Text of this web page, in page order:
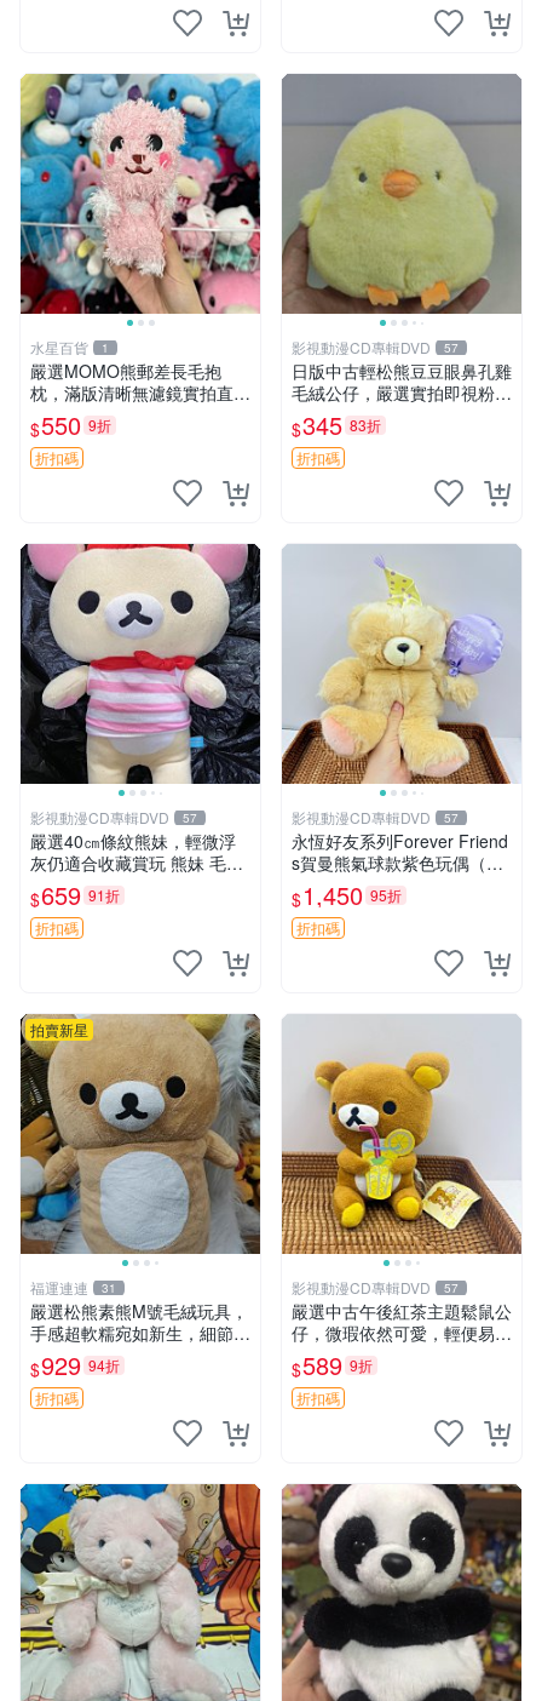
水星百貨 1
嚴選MOMO熊郵差長毛抱
枕，滿版清晰無濾鏡實拍直
銷。每周新品到貨，不容錯
過！ 郵差熊 長毛 抱枕
$550 9折
折扣碼
影視動漫CD專輯DVD 57
日版中古輕松熊豆豆眼鼻孔雞
毛絨公仔，嚴選實拍即視粉絲
必買 公仔紙箱氣泡膜精心包
裝快速發貨 輕松熊 公仔 雞毛
絨
$345 83折
折扣碼
影視動漫CD專輯DVD 57
嚴選40㎝條紋熊妹，輕微浮
灰仍適合收藏賞玩 熊妹 毛絨
玩具 浮雕熊
$659 91折
折扣碼
影視動漫CD專輯DVD 57
永恆好友系列Forever Friend
s賀曼熊氣球款紫色玩偶（鼻
子稍有磨損） 中古玩具 氣球
熊 玩偶
$1,450 95折
折扣碼
拍賣新星
福運連連 31
嚴選松熊素熊M號毛絨玩具，
手感超軟糯宛如新生，細節精
緻完美無瑕，推薦送禮或珍
藏，中古狀態保養得宜。 松
熊 素熊 毛絨doll
$929 94折
折扣碼
影視動漫CD專輯DVD 57
嚴選中古午後紅茶主題鬆鼠公
仔，微瑕依然可愛，輕便易運
送 二手收藏推薦 工廠直營 快
遞到府 中古 玩偶 公仔
$589 9折
折扣碼